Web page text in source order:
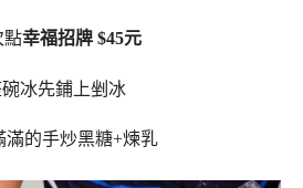
點幸福招牌 $45元
冰先鋪上剉冰
滿的手炒黑糖+煉乳